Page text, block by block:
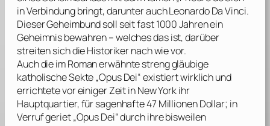
in Verbindung bringt, darunter auchLeonardo Da Vinci.
Dieser Geheimbund soll seit fast 1000 Jahren ein
Geheimnis bewahren – welches das ist, darüber
streiten sich die Historiker nach wie vor.
Auch die im Roman erwähnte streng gläubige
katholische Sekte „Opus Dei“ existiert wirklich und
errichtete vor einiger Zeit in New York ihr
Hauptquartier, für sagenhafte 47 Millionen Dollar; in
Verruf geriet „Opus Dei“ durch ihre bisweilen